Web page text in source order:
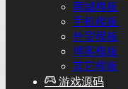
商城模板
手机模板
外贸模板
博客模板
其它模板
游戏源码